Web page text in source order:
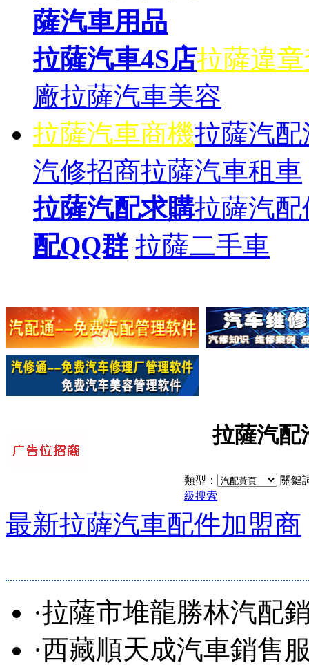
薩汽車用品
拉薩汽車4S店拉薩違
廠拉薩汽車美容
拉薩汽車商機拉薩汽
汽修招商拉薩汽車租車
拉薩汽配求購拉薩汽配
配QQ群 拉薩二手車
拉薩汽配
類型：
關鍵
級搜索
最新拉薩汽車配件加盟商
·拉薩市堆龍勝林汽配
·西藏順天成汽車銷售